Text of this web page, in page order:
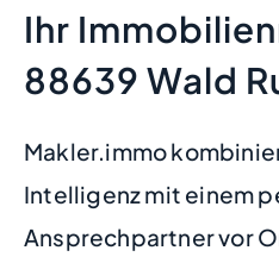
Ihr
88639 Wald
Makler.immo
Intelligenz mit einem
Ansprechpartner vor